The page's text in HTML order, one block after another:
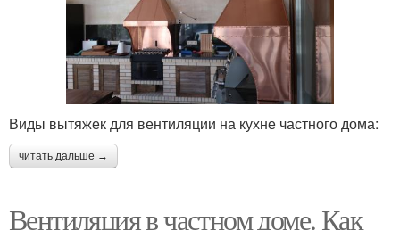
Виды вытяжек для вентиляции на кухне частного дома:
читать дальше →
Вентиляция в частном доме. Как